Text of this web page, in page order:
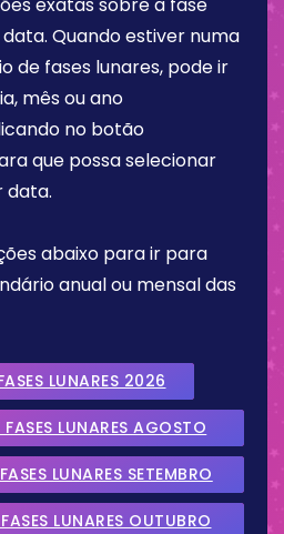
exatas sobre a fase
Quando estiver numa
de fases lunares, pode ir
mês ou ano
no botão
que possa selecionar
data.
abaixo para ir para
anual ou mensal das
LUNARES 2026
LUNARES AGOSTO
2026LUNARES SETEMBRO
2026LUNARES OUTUBRO